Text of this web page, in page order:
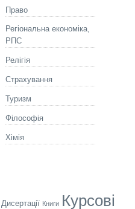
Право
Регіональна економіка,
РПС
Релігія
Страхування
Туризм
Філософія
Хімія
Дисертації Книги Курсові